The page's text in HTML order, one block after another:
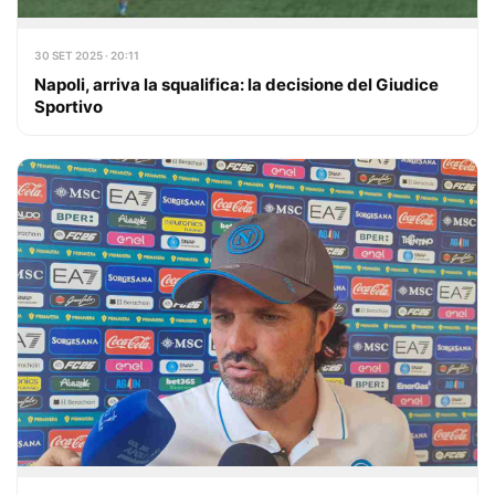
30 SET 2025 · 20:11
Napoli, arriva la squalifica: la decisione del Giudice
Sportivo